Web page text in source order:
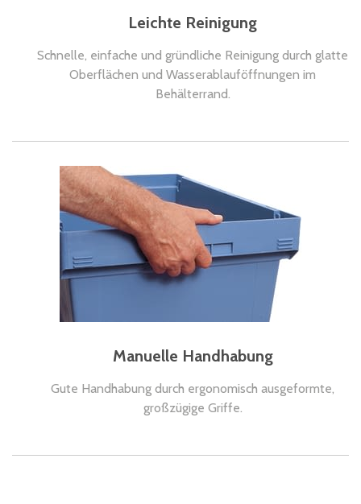
Leichte Reinigung
Schnelle, einfache und gründliche Reinigung durch glatte
Oberflächen und Wasserablauföffnungen im
Behälterrand.
Manuelle Handhabung
Gute Handhabung durch ergonomisch ausgeformte,
großzügige Griffe.